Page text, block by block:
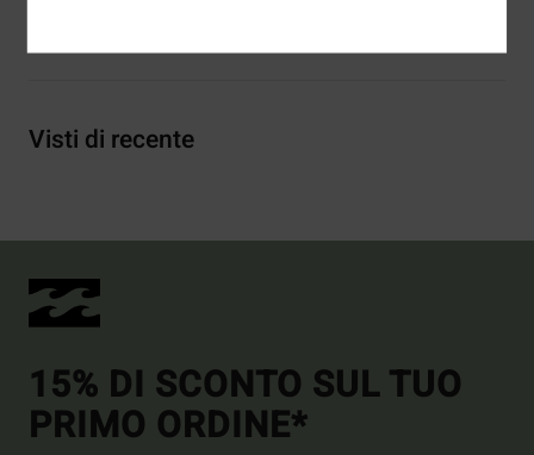
Visti di recente
15% DI SCONTO SUL TUO
PRIMO ORDINE*